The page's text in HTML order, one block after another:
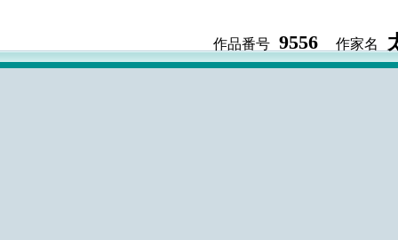
作品番号 9556 作家名